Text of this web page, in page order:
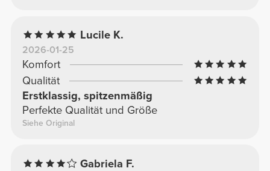
Lucile K.
2026-01-25
Komfort
Qualität
Erstklassig, spitzenmäßig
Perfekte Qualität und Größe
Siehe Original
Gabriela F.